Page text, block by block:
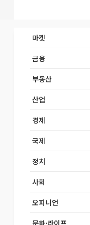
마켓
금융
부동산
산업
경제
국제
정치
사회
오피니언
문화·라이프